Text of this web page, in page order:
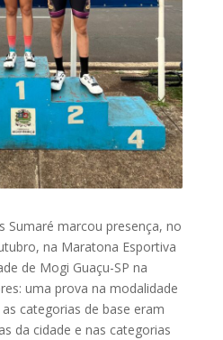
Sumaré marcou presença, no
na Maratona Esportiva
de Mogi Guaçu-SP na
uma prova na modalidade
categorias de base eram
da cidade e nas categorias